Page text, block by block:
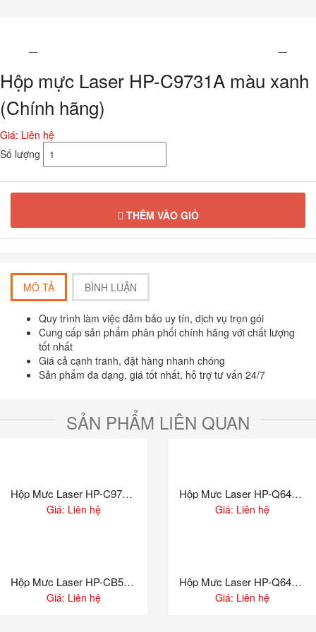
Hộp mực Laser HP-C9731A màu xanh
(Chính hãng)
Giá: Liên hệ
Số lượng
THÊM VÀO GIỎ
MÔ TẢ BÌNH LUẬN
Quy trình làm việc đảm bảo uy tín, dịch vụ trọn gói
Cung cấp sản phẩm phân phối chính hãng với chất lượng
tốt nhất
Giá cả cạnh tranh, đặt hàng nhanh chóng
Sản phẩm đa dạng, giá tốt nhất, hỗ trợ tư vấn 24/7
SẢN PHẨM LIÊN QUAN
Hộp Mưc Laser HP-C9730A Màu Đen (Chính Hãng)
Giá: Liên hệ
Hộp Mưc Laser HP-Q6470A Màu Đen (Chính Hãng)
Giá: Liên hệ
Hộp Mưc Laser HP-CB533A Màu Đỏ (Chính Hãng)
Giá: Liên hệ
Hộp Mưc Laser HP-Q6471A Màu Xanh (Chính Hãng)
Giá: Liên hệ